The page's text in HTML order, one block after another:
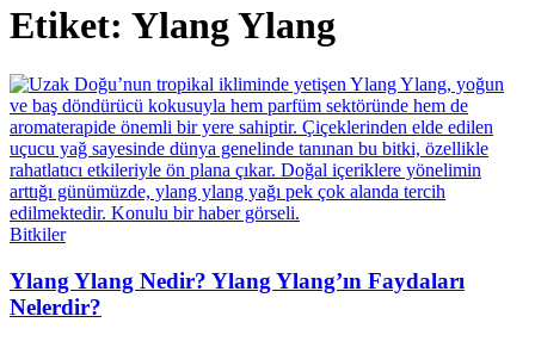
Etiket: Ylang Ylang
Bitkiler
Ylang Ylang Nedir? Ylang Ylang’ın Faydaları
Nelerdir?